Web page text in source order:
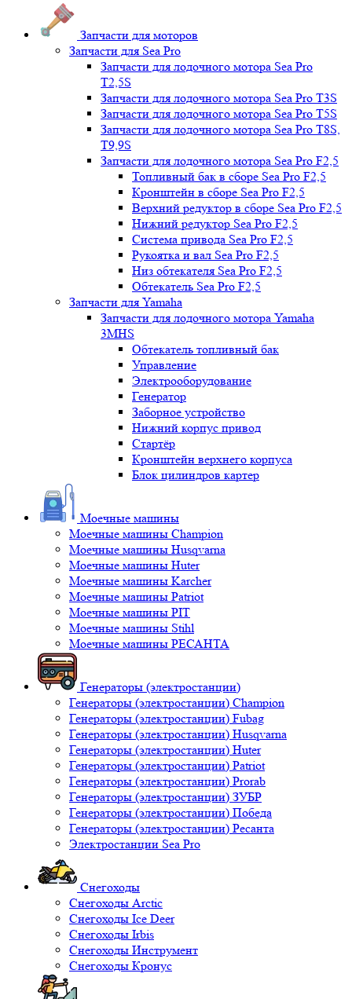
Запчасти для моторов
Запчасти для Sea Pro
Запчасти для лодочного мотора Sea Pro
Т2,5S
Запчасти для лодочного мотора Sea Pro Т3S
Запчасти для лодочного мотора Sea Pro Т5S
Запчасти для лодочного мотора Sea Pro Т8S,
T9,9S
Запчасти для лодочного мотора Sea Pro F2,5
Топливный бак в сборе Sea Pro F2,5
Кронштейн в сборе Sea Pro F2,5
Верхний редуктор в сборе Sea Pro F2,5
Нижний редуктор Sea Pro F2,5
Система привода Sea Pro F2,5
Рукоятка и вал Sea Pro F2,5
Низ обтекателя Sea Pro F2,5
Обтекатель Sea Pro F2,5
Запчасти для Yamaha
Запчасти для лодочного мотора Yamaha
3MHS
Обтекатель топливный бак
Управление
Электрооборудование
Генератор
Заборное устройство
Нижний корпус привод
Стартёр
Кронштейн верхнего корпуса
Блок цилиндров картер
Моечные машины
Моечные машины Champion
Моечные машины Husqvarna
Моечные машины Huter
Моечные машины Karcher
Моечные машины Patriot
Моечные машины PIT
Моечные машины Stihl
Моечные машины РЕСАНТА
Генераторы (электростанции)
Генераторы (электростанции) Champion
Генераторы (электростанции) Fubag
Генераторы (электростанции) Husqvarna
Генераторы (электростанции) Huter
Генераторы (электростанции) Patriot
Генераторы (электростанции) Prorab
Генераторы (электростанции) ЗУБР
Генераторы (электростанции) Победа
Генераторы (электростанции) Ресанта
Электростанции Sea Pro
Снегоходы
Снегоходы Arctic
Снегоходы Ice Deer
Снегоходы Irbis
Снегоходы Инструмент
Снегоходы Кронус